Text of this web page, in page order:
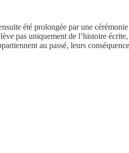
été prolongée par une
pas uniquement de l’histoire
au passé, leurs